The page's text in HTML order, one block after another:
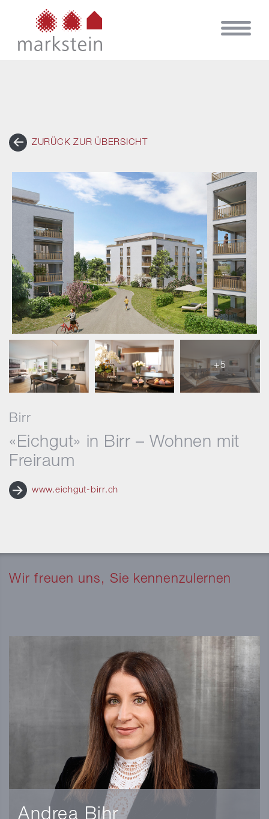
ZURÜCK ZUR ÜBERSICHT
+5
Birr
«Eichgut» in Birr – Wohnen mit
Freiraum
www.eichgut-birr.ch
Wir freuen uns, Sie kennenzulernen